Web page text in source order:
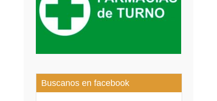
Buscanos en facebook